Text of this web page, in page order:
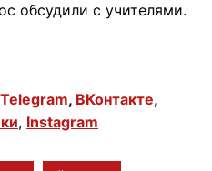
обсудили с учителями.
Telegram, ВКонтакте,
, Instagram